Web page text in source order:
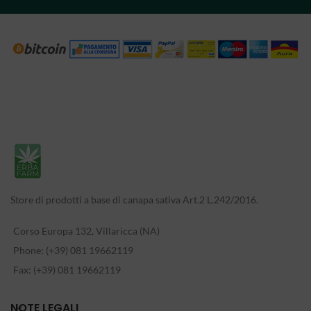
Store di prodotti a base di canapa sativa Art.2 L.242/2016.
Corso Europa 132, Villaricca (NA)
Phone: (+39) 081 19662119
Fax: (+39) 081 19662119